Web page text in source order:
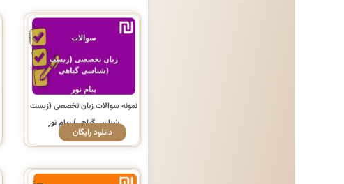
نمونه سوالات زبان تخصصی (زیست
شناسی گیاهی) پیام نور
دانلود رایگان